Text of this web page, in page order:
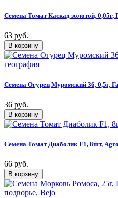
Семена Томат Каскад золотой, 0,05г,
63 руб.
Семена Огурец Муромский 36, 0,5г,
36 руб.
Семена Томат Диаболик F1, 8шт,
66 руб.